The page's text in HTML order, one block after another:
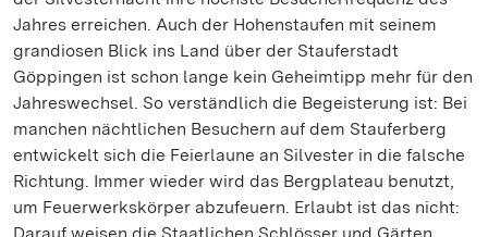
Jahres erreichen. Auch der Hohenstaufen mit seinem
grandiosen Blick ins Land über der Stauferstadt
Göppingen ist schon lange kein Geheimtipp mehr für den
Jahreswechsel. So verständlich die Begeisterung ist: Bei
manchen nächtlichen Besuchern auf dem Stauferberg
entwickelt sich die Feierlaune an Silvester in die falsche
Richtung. Immer wieder wird das Bergplateau benutzt,
um Feuerwerkskörper abzufeuern. Erlaubt ist das nicht: